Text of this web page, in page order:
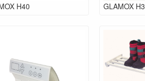
H40 GLAMOX